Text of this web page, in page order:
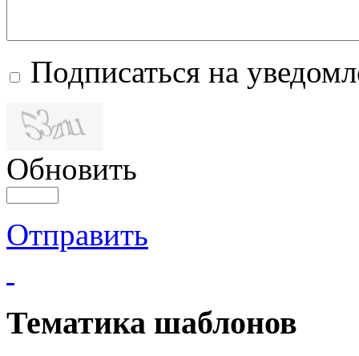
Подписаться на
Обновить
Отправить
Тематика шаблонов